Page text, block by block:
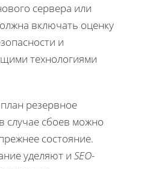
сервера или
включать оценку
и
технологиями
резервное
случае сбоев можно
состояние.
уделяют и SEO-